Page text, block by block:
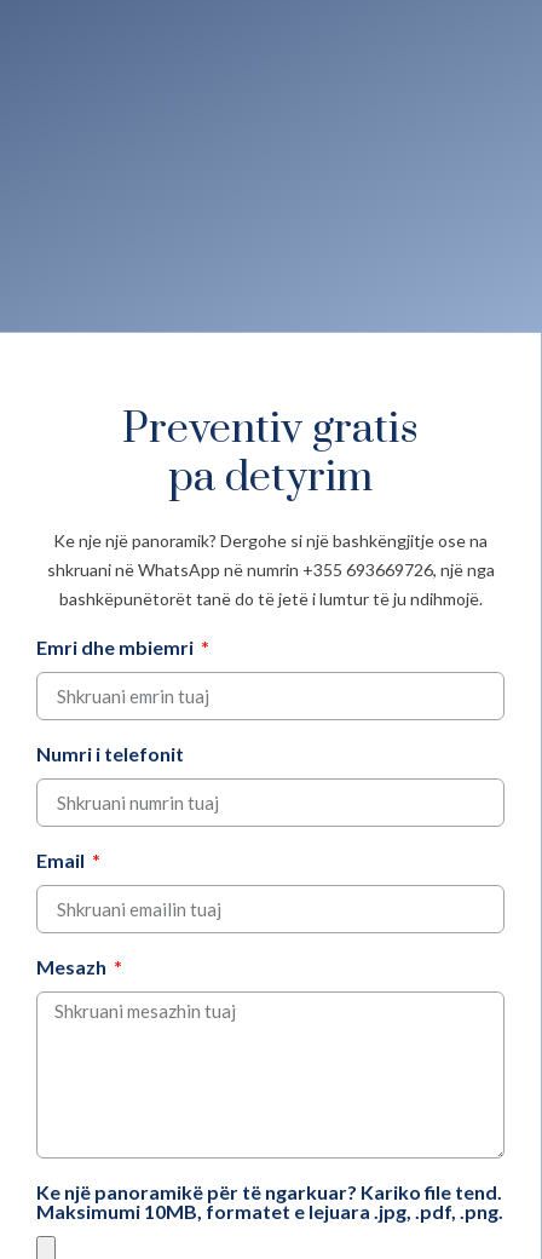
Preventiv gratis
pa detyrim
Ke nje një panoramik? Dergohe si një bashkëngjitje ose na
shkruani në WhatsApp në numrin +355 693669726, një nga
bashkëpunëtorët tanë do të jetë i lumtur të ju ndihmojë.
Emri dhe mbiemri
Numri i telefonit
Email
Mesazh
Ke një panoramikë për të ngarkuar? Kariko file tend.
Maksimumi 10MB, formatet e lejuara .jpg, .pdf, .png.